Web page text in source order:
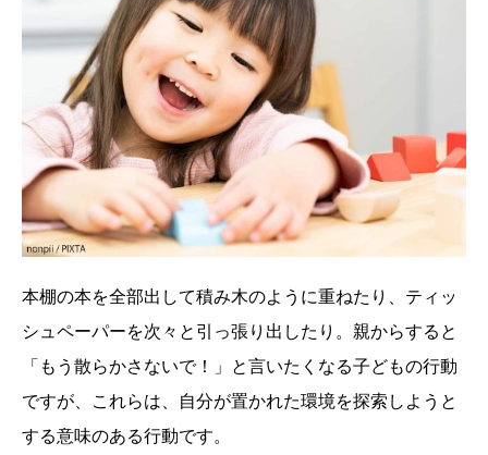
本棚の本を全部出して積み木のように重ねたり、ティッ
シュペーパーを次々と引っ張り出したり。親からすると
「もう散らかさないで！」と言いたくなる子どもの行動
ですが、これらは、自分が置かれた環境を探索しようと
する意味のある行動です。